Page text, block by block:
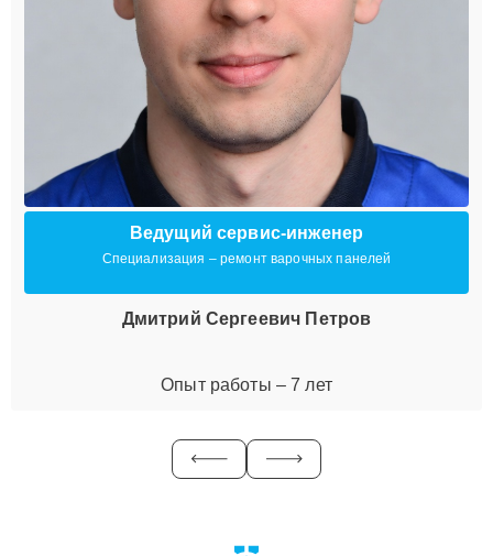
Ведущий сервис-инженер
Специализация – ремонт варочных панелей
Дмитрий Сергеевич Петров
Опыт работы – 7 лет